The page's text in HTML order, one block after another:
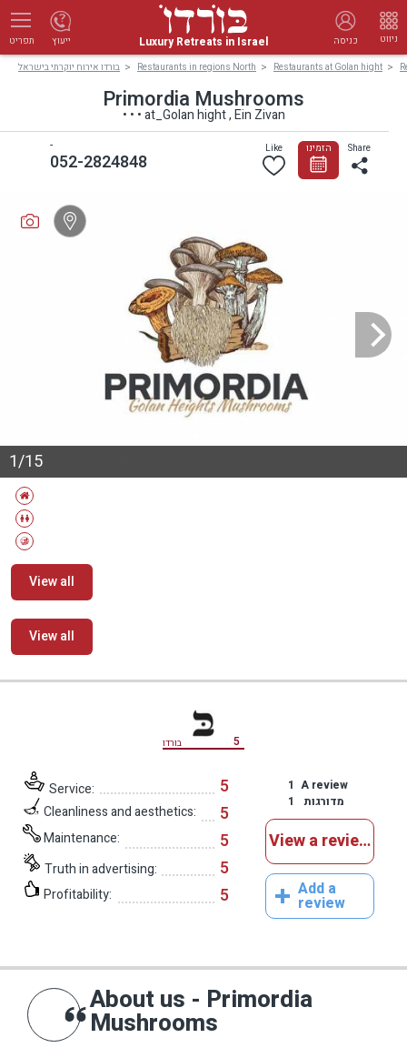
תפריט Luxury Retreats in Israel כניסה ניווט ייעוץ
בורדו אירוח יוקרתי בישראל Restaurants in regions North Restaurants at Golan hight
Primordia Mushrooms
• • • at_Golan hight , Ein Zivan
Share
Like הזמינו
052-2824848
-
1/15
View all
View all
בורדו 5
Service: 5
Cleanliness and aesthetics: 5
Maintenance: 5
Truth in advertising: 5
Profitability: 5
1 A review
1
מדורגות
View a reviews
Add a
review
About us - Primordia
Mushrooms